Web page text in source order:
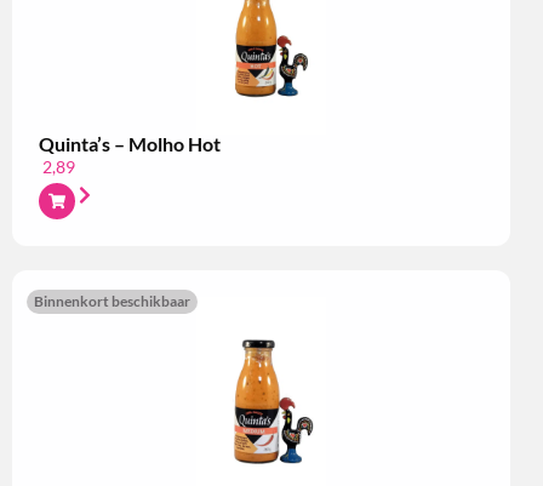
Quinta’s – Molho Hot
2,89
Binnenkort beschikbaar